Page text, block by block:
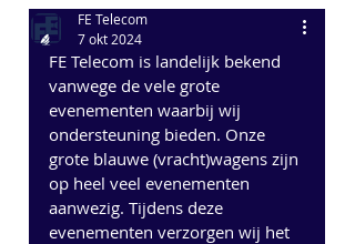
FE Telecom
7 okt 2024
FE Telecom is landelijk bekend
vanwege de vele grote
evenementen waarbij wij
ondersteuning bieden. Onze
grote blauwe (vracht)wagens zijn
op heel veel evenementen
aanwezig. Tijdens deze
evenementen verzorgen wij het